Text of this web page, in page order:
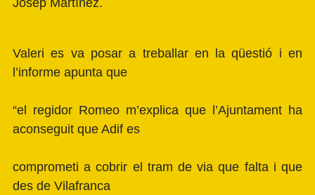
Josep Martínez.
Valeri es va posar a treballar en la qüestió i en
l’informe apunta que
“el regidor Romeo m’explica que l’Ajuntament ha
aconseguit que Adif es
comprometi a cobrir el tram de via que falta i que
des de Vilafranca